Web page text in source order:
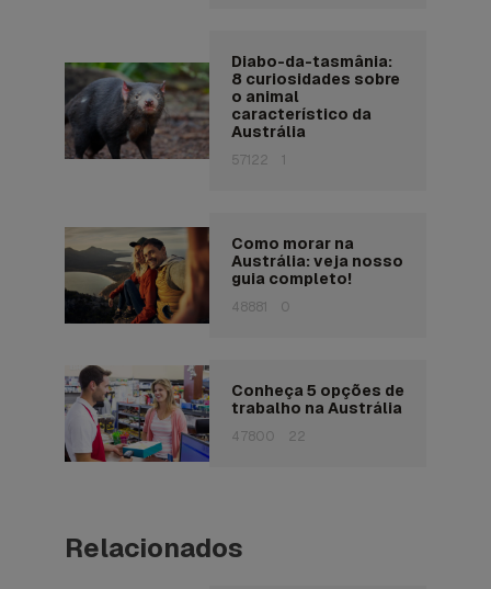
Diabo-da-tasmânia:
8 curiosidades sobre
o animal
característico da
Austrália
57122 1
Como morar na
Austrália: veja nosso
guia completo!
48881 0
Conheça 5 opções de
trabalho na Austrália
47800 22
Relacionados